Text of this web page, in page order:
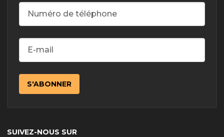
SUIVEZ-NOUS SUR